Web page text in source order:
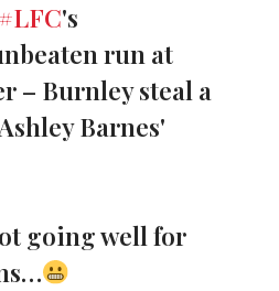
#LFC's
run at
– Burnley steal a
Barnes'
going well for